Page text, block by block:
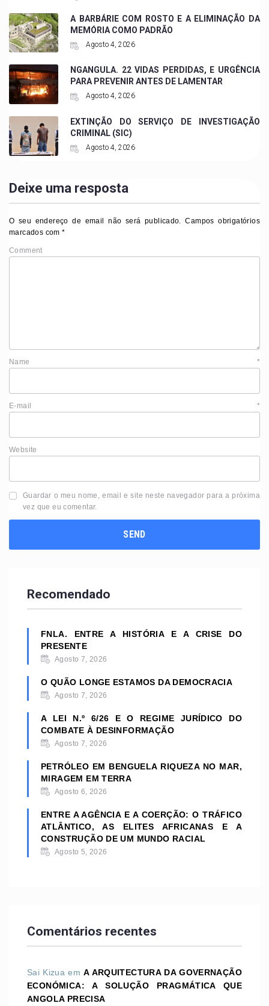
A BARBÁRIE COM ROSTO E A ELIMINAÇÃO DA
MEMÓRIA COMO PADRÃO
Agosto 4, 2026
NGANGULA. 22 VIDAS PERDIDAS, E URGÊNCIA
PARA PREVENIR ANTES DE LAMENTAR
Agosto 4, 2026
EXTINÇÃO DO SERVIÇO DE INVESTIGAÇÃO
CRIMINAL (SIC)
Agosto 4, 2026
Deixe uma resposta
O seu endereço de email não será publicado.
Campos obrigatórios
marcados com*
Comment
Name *
E-mail *
Website
Guardar o meu nome, email e site neste navegador para a próxima
vez que eu comentar.
Recomendado
FNLA. ENTRE A HISTÓRIA E A CRISE DO
PRESENTE
Agosto 7, 2026
O QUÃO LONGE ESTAMOS DA DEMOCRACIA
Agosto 7, 2026
A LEI N.º 6/26 E O REGIME JURÍDICO DO
COMBATE À DESINFORMAÇÃO
Agosto 7, 2026
PETRÓLEO EM BENGUELA RIQUEZA NO MAR,
MIRAGEM EM TERRA
Agosto 6, 2026
ENTRE A AGÊNCIA E A COERÇÃO: O TRÁFICO
ATLÂNTICO, AS ELITES AFRICANAS E A
CONSTRUÇÃO DE UM MUNDO RACIAL
Agosto 5, 2026
Comentários recentes
Sai Kizua emA ARQUITECTURA DA GOVERNAÇÃO
ECONÓMICA: A SOLUÇÃO PRAGMÁTICA QUE
ANGOLA PRECISA